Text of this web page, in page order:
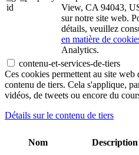
id
View, CA 94043,
sur notre site web.
détails, veuillez
en matière de
Analytics.
contenu-et-services-de-tiers
Ces cookies permettent au site
contenu de tiers. Cela s'applique,
vidéos, de tweets ou encore du
Détails sur le contenu de tiers
Nom Description